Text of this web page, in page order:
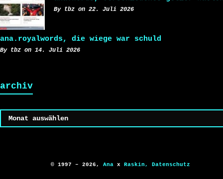
By tbz on 22. Juli 2026
ana.royalwords, die wiege war schuld
By tbz on 14. Juli 2026
archiv
© 1997 – 2026, Ana x Raskin, Datenschutz